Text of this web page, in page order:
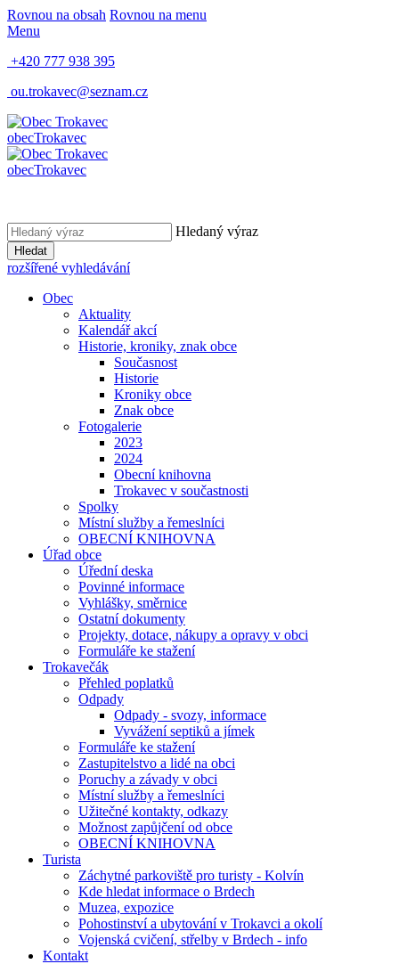
Rovnou na obsah Rovnou na menu
Menu
+420 777 938 395
ou.trokavec@seznam.cz
obecTrokavec
obecTrokavec
Hledaný výraz
Hledat
rozšířené vyhledávání
Obec
Aktuality
Kalendář akcí
Historie, kroniky, znak obce
Současnost
Historie
Kroniky obce
Znak obce
Fotogalerie
2023
2024
Obecní knihovna
Trokavec v součastnosti
Spolky
Místní služby a řemeslníci
OBECNÍ KNIHOVNA
Úřad obce
Úřední deska
Povinné informace
Vyhlášky, směrnice
Ostatní dokumenty
Projekty, dotace, nákupy a opravy v obci
Formuláře ke stažení
Trokavečák
Přehled poplatků
Odpady
Odpady - svozy, informace
Vyvážení septiků a jímek
Formuláře ke stažení
Zastupitelstvo a lidé na obci
Poruchy a závady v obci
Místní služby a řemeslníci
Užitečné kontakty, odkazy
Možnost zapůjčení od obce
OBECNÍ KNIHOVNA
Turista
Záchytné parkoviště pro turisty - Kolvín
Kde hledat informace o Brdech
Muzea, expozice
Pohostinství a ubytování v Trokavci a okolí
Vojenská cvičení, střelby v Brdech - info
Kontakt